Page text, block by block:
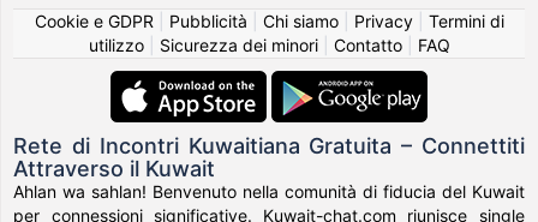
Cookie e GDPR
Pubblicità Chi siamo| Privacy| Termini di
utilizzo| Sicurezza dei minori| Contatto| FAQ
Rete di Incontri Kuwaitiana Gratuita – Connettiti
Attraverso il Kuwait
Ahlan wa sahlan! Benvenuto nella comunità di fiducia del Kuwait
per connessioni significative. Kuwait-chat.com riunisce single